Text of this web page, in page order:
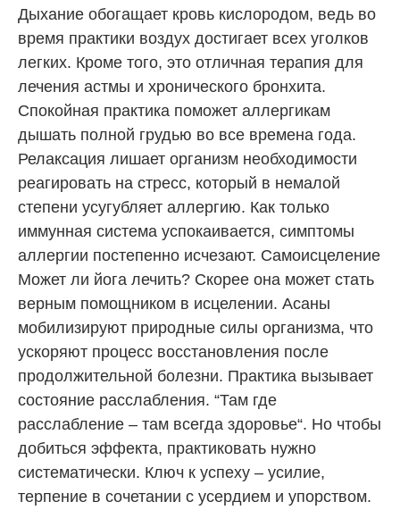
Дыхание обогащает кровь кислородом, ведь во
время практики воздух достигает всех уголков
легких. Кроме того, это отличная терапия для
лечения астмы и хронического бронхита.
Спокойная практика поможет аллергикам
дышать полной грудью во все времена года.
Релаксация лишает организм необходимости
реагировать на стресс, который в немалой
степени усугубляет аллергию. Как только
иммунная система успокаивается, симптомы
аллергии постепенно исчезают. Самоисцеление
Может ли йога лечить? Скорее она может стать
верным помощником в исцелении. Асаны
мобилизируют природные силы организма, что
ускоряют процесс восстановления после
продолжительной болезни. Практика вызывает
состояние расслабления. “Там где
расслабление – там всегда здоровье“. Но чтобы
добиться эффекта, практиковать нужно
систематически. Ключ к успеху – усилие,
терпение в сочетании с усердием и упорством.